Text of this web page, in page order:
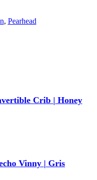
, Pearhead
Crib | Honey
Vinny | Gris